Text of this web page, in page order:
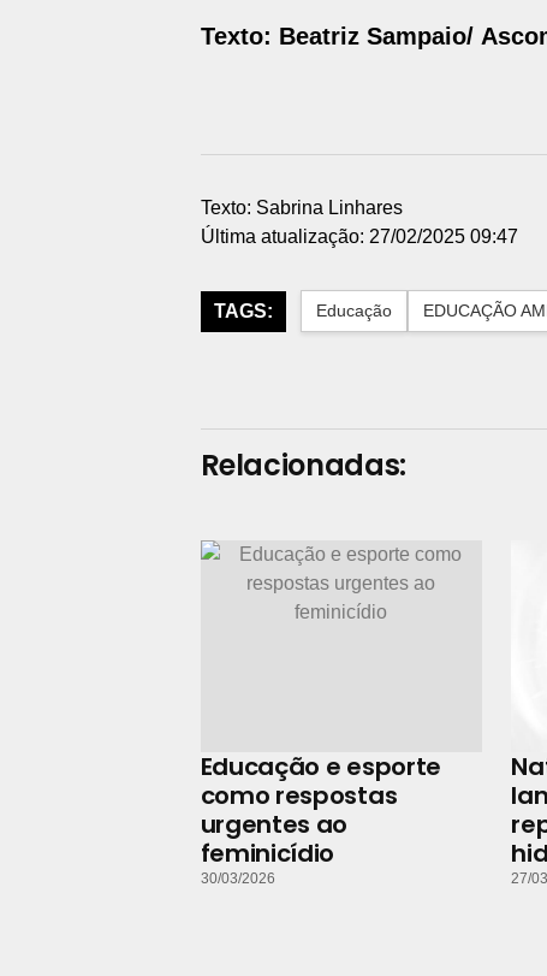
Texto: Beatriz Sampaio/
Texto: Sabrina Linhares
Última atualização: 27/02/2025 09:47
TAGS: Educação EDUCAÇÃO
Relacionadas:
Educação e esporte
como respostas
urgentes ao
feminicídio
30/03/2026 27/